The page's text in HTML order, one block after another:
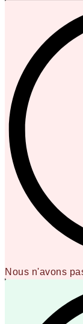
Nous n'avons